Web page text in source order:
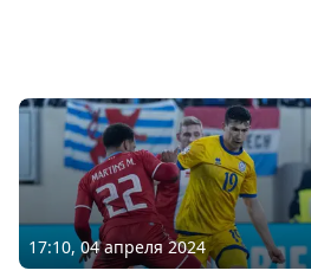
17:10, 04 апреля 2024